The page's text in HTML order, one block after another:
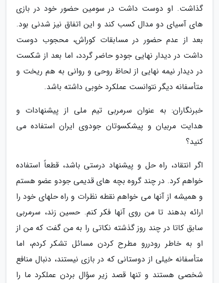
گذاشت. او دوست داشت در سومین حضور خود در بازی
های آسیای دو مدال کسب کند و این اتفاق نیز شدنی بود.
بعد از عدم حضور در مسابقات کوراش، محجوب دوست
داشت در دیدار نهایی جودو حاضر گردد، اما بعد از شکست
در دیدار نیمه نهایی از لحاظ روحی و روانی به هم ریخت و
متأسفانه دیگر نتوانست عملکرد خوبی داشته باشد.
خبرنگاران: به عنوان سرمربی تیم ملی از پیشنهادات و
هدایت مربیان و پیشکسوتان جودوی ایران استفاده می
کنید؟
اگر انتقاد، راه حل و پیشنهاد درستی باشد، قطعاً استفاده
خواهم کرد. در چند گروه بچه های قدیمی جودو عضو هستم
و همیشه از آنها می خواهم نقطه نظرات و راه حلهای خود را
ارائه بدهند تا من روی آنها فکر کنم. حسین زند، سرمربی
سابق کاتا در چند روز گذشته نکاتی را به من گفت که من از
او به خاطر رودررو مطرح کردن مسائل تشکر کردم، اما
متأسفانه خیلی از دوستانی که در بازی نیستند، دنبال منافع
شخصی هستند و تنها قصد زیر سؤال بردن عملکرد ما را